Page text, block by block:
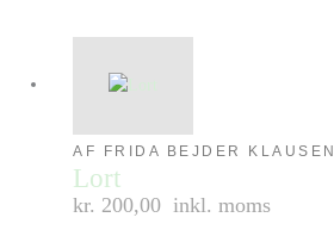
AF FRIDA BEJDER KLAUSEN
Lort
kr. 200,00 inkl. moms